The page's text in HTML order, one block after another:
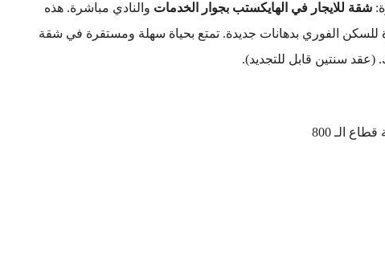
شقة للايجار في الهايكستب بجوار الخدمات والنادي مباشرة. هذه
للسكن الفوري بدهانات جديدة. تمتع بحياة سهلة ومستقرة في شقة
(عقد سنتين قابل للتجديد).
الـ 800